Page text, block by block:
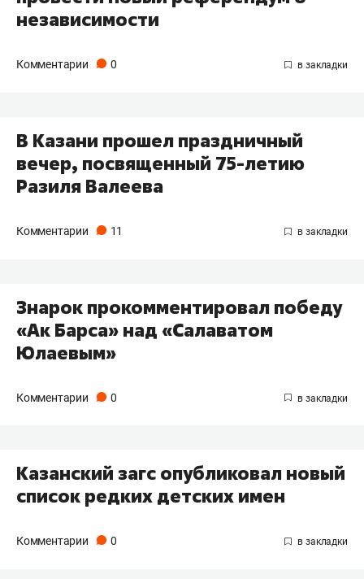
независимости
Комментарии 0
В Казани прошел праздничный
вечер, посвященный 75-летию
Разиля Валеева
Комментарии 11
Знарок прокомментировал победу
«Ак Барса» над «Салаватом
Юлаевым»
Комментарии 0
Казанский загс опубликовал новый
список редких детских имен
Комментарии 0